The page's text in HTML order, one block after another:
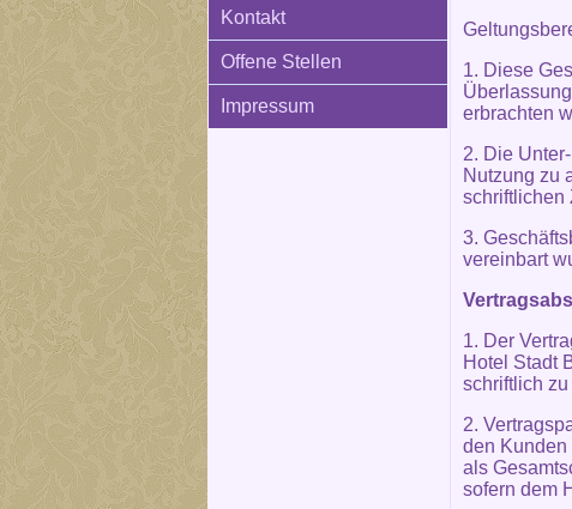
Kontakt
Offene Stellen
Impressum
1. Diese
erbrachten
2. Die
Nutzung zu
schriftlichen
3.
vereinbart
1. Der
Hotel Stadt
schriftlich
2.
den Kunden
als
sofern dem